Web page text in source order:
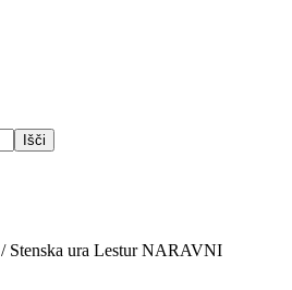
Išči
/Stenska ura Lestur NARAVNI